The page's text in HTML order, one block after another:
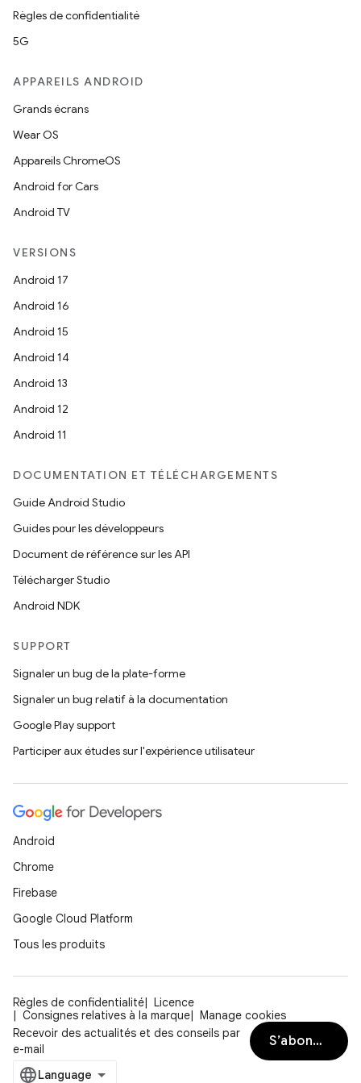
Règles de confidentialité
5G
APPAREILS ANDROID
Grands écrans
Wear OS
Appareils ChromeOS
Android for Cars
Android TV
VERSIONS
Android 17
Android 16
Android 15
Android 14
Android 13
Android 12
Android 11
DOCUMENTATION ET TÉLÉCHARGEMENTS
Guide Android Studio
Guides pour les développeurs
Document de référence sur les API
Télécharger Studio
Android NDK
SUPPORT
Signaler un bug de la plate-forme
Signaler un bug relatif à la documentation
Google Play support
Participer aux études sur l'expérience utilisateur
Android
Chrome
Firebase
Google Cloud Platform
Tous les produits
Règles de confidentialité
Licence
Consignes relatives à la marque
Manage cookies
Recevoir des actualités et des conseils par
e-mail
S’abonner